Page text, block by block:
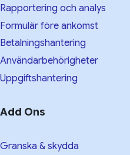
Rapportering och analys
Formulär före ankomst
Betalningshantering
Användarbehörigheter
Uppgiftshantering
Add Ons
Granska & skydda